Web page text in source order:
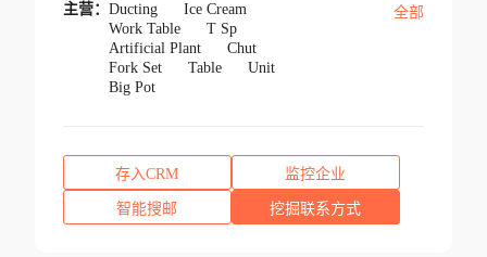
主营： Ducting
Ice Cream
Work Table
T Sp
Artificial Plant
Chut
Fork Set
Table
Unit
Big Pot
全部
存入CRM 监控企业
智能搜邮 挖掘联系方式